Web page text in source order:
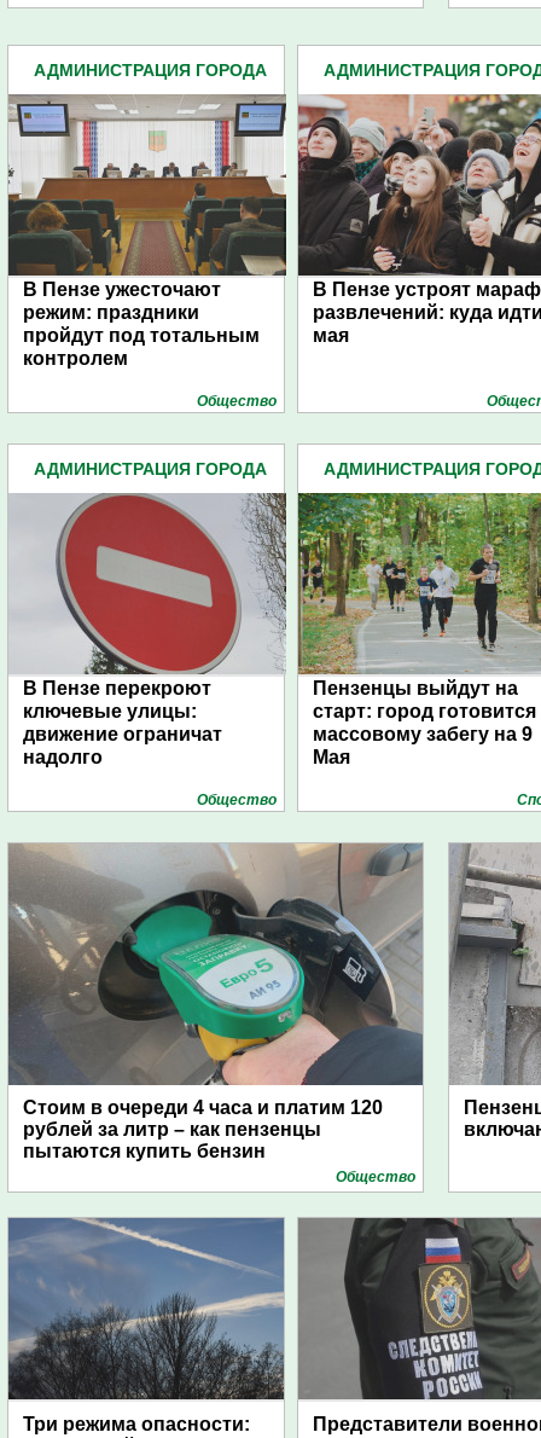
АДМИНИСТРАЦИЯ ГОРОДА
В Пензе ужесточают
режим: праздники
пройдут под тотальным
контролем
Общество
АДМИНИСТРАЦИЯ
В Пензе устроят
развлечений: куда
мая
АДМИНИСТРАЦИЯ ГОРОДА
В Пензе перекроют
ключевые улицы:
движение ограничат
надолго
Общество
АДМИНИСТРАЦИЯ
Пензенцы выйдут на
старт: город готовится
массовому забегу на 9
Мая
Стоим в очереди 4 часа и платим 120
рублей за литр – как пензенцы
пытаются купить бензин
Общество
Три режима опасности:
Представители